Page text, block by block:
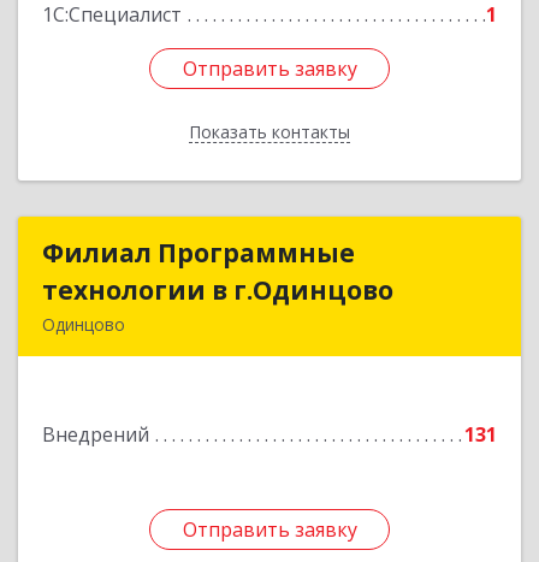
1С:Специалист
1
Отправить заявку
Показать контакты
Отправить заявку
Назад
Филиал Программные
технологии в г.Одинцово
Одинцово
Внедрений 131
Отправить заявку
Филиал Программные
технологии в г.Одинцово
Подробнее
Отправить заявку